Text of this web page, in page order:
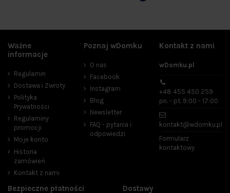
Ważne
informacje
Regulamin
Dostawa i Zwroty
Polityka
Prywatności
Regulaminy
promocji
Moje konto
Historia
zamówień
Kontakt z nami
Poznaj wDomku
O nas
Facebook
Instagram
Blog
Newsletter
FAQ - pytania i
odpowiedzi
Kontakt z nami
wDomku.pl
+48 455 450 259
pn. - pt. 9:00 - 17:00
kontakt@wdomku.pl
Formularz
kontaktowy
Bezpieczne płatności Dostawy